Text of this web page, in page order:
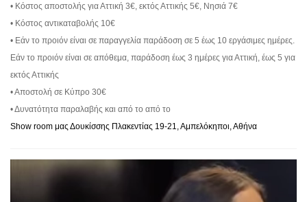
• Κόστος αποστολής για Αττική 3€, εκτός Αττικής 5€, Νησιά 7€
• Κόστος αντικαταβολής 10€
• Εάν το προιόν είναι σε παραγγελία παράδοση σε 5 έως 10 εργάσιμες ημέρες.
Εάν το προιόν είναι σε απόθεμα, παράδοση έως 3 ημέρες για Αττική, έως 5 για
εκτός Αττικής
• Αποστολή σε Κύπρο 30€
• Δυνατότητα παραλαβής και από το από το
Show room μας Δουκίσσης Πλακεντίας 19-21, Αμπελόκηποι, Αθήνα